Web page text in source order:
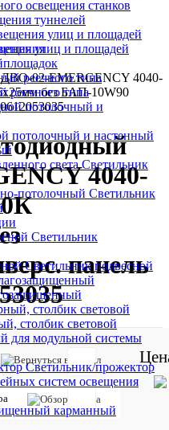
освещения станков
туннелей
улиц и площадей
реечного типа
потолочный и настенный
Светильник
Светильник
Светильник
Светильник подвесной
столбик световой
для модульной системы
Светильник/прожектор
систем освещения
ДВО-02-EMERGENCY 4040-
без БАП-10W90
4040-
панель